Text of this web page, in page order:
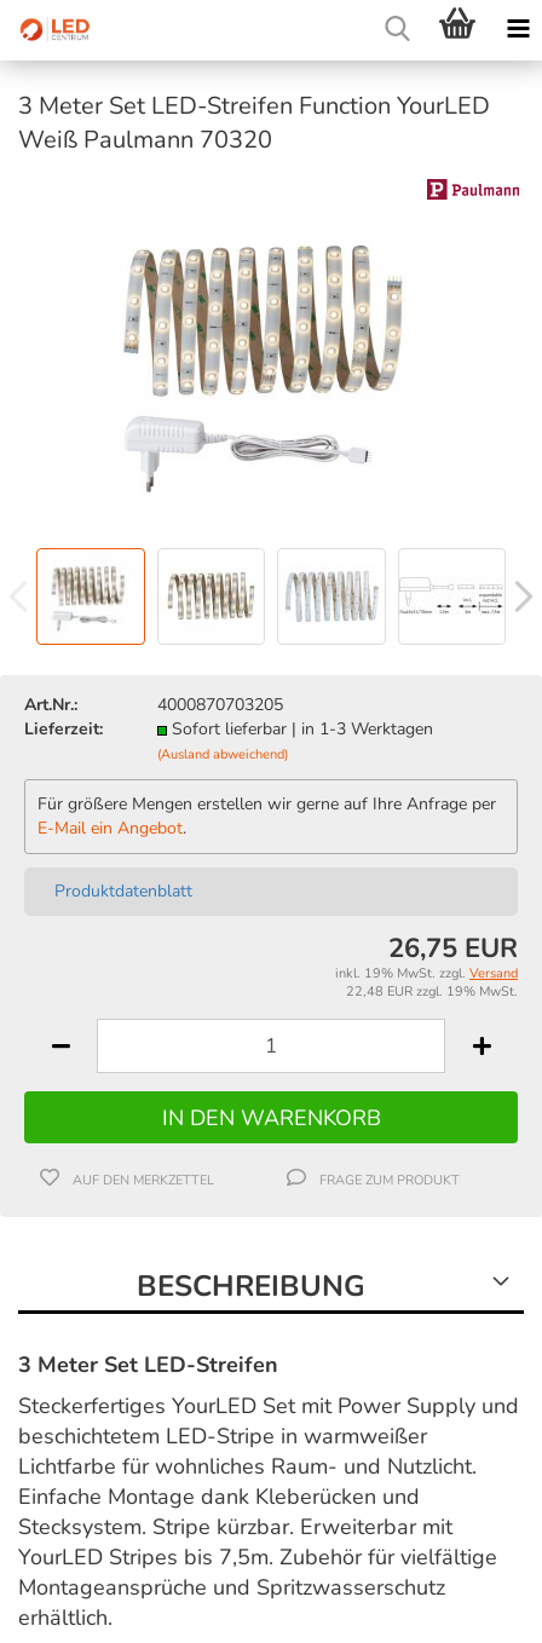
3 Meter Set LED-Streifen Function YourLED
Weiß Paulmann 70320
Art.Nr.:
4000870703205
Lieferzeit:
Sofort lieferbar | in 1-3 Werktagen
(Ausland abweichend)
Für größere Mengen erstellen wir gerne auf Ihre Anfrage per
E-Mail ein Angebot.
Produktdatenblatt
26,75 EUR
inkl. 19% MwSt. zzgl. Versand
22,48 EUR zzgl. 19% MwSt.
AUF DEN MERKZETTEL FRAGE ZUM PRODUKT
BESCHREIBUNG
3 Meter Set LED-Streifen
Steckerfertiges YourLED Set mit Power Supply und
beschichtetem LED-Stripe in warmweißer
Lichtfarbe für wohnliches Raum- und Nutzlicht.
Einfache Montage dank Kleberücken und
Stecksystem. Stripe kürzbar. Erweiterbar mit
YourLED Stripes bis 7,5m. Zubehör für vielfältige
Montageansprüche und Spritzwasserschutz
erhältlich.